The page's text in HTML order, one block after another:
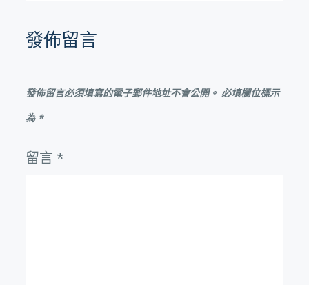
覽
發佈留言
發佈留言必須填寫的電子郵件地址不會公開。 必填欄位標示
為 *
留言 *